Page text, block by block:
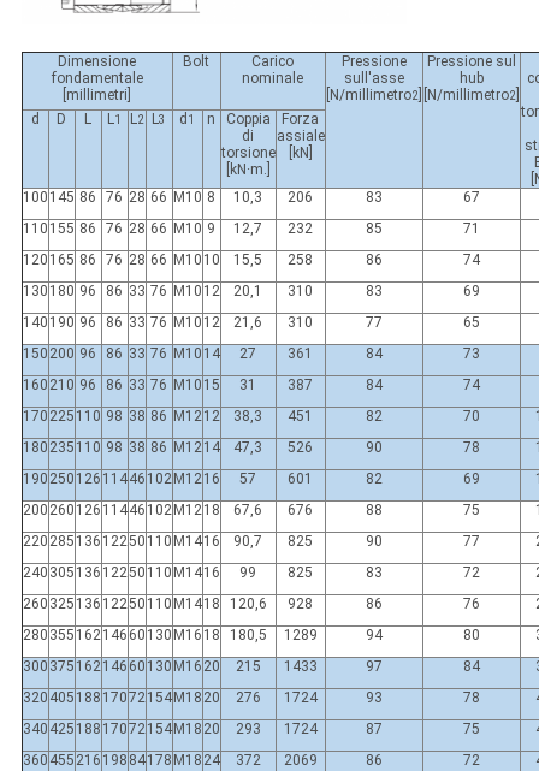
Dimensione
fondamentale
[millimetri]
Bolt
Carico
nominale
Pressione
sull'asse
[N/millimetro2]
Pressione sul
hub
[N/millimetro2]
d D L L1 L2 L3 d 1 n
Coppia
di
torsione
[kN·m.]
Forza
assiale
[kN]
100 145 86 76 28 66 M10 8 10,3 206 83
67
110 155 86 76 28 66 M10 9 12,7 232 85
71
120 165 86 76 28 66 M10 10 15,5 258 86
74
130 180 96 86 33 76 M10 12 20,1 310 83
69
140 190 96 86 33 76 M10 12 21,6 310 77
65
150 200 96 86 33 76 M10 14 27 361 84
73
160 210 96 86 33 76 M10 15 31 387 84
74
170 225 110 98 38 86 M1212 38,3 451 82 70
180 235 110 98 38 86 M1214 47,3 526 90 78
190 250 126 11446 102 M1216 57 601 82 69
200 260 126 11446 102 M1218 67,6 676 88 75
220 285 136 12250 110 M1416 90,7 825 90 77
240 305 136 12250 110 M1416 99 825 83 72
260 325 136 12250 110 M1418 120,6 928 86 76
280 355 162146 60 130 M16 18 180,5 1289 94 80
300 375 162146 60 130 M16 20 215 1433 97 84
320 405 188 17072154 M18 20 276 1724 93 78
340 425 188 17072154 M18 20 293 1724 87 75
360 455 216 198 84178 M18 24 372 2069 86 72